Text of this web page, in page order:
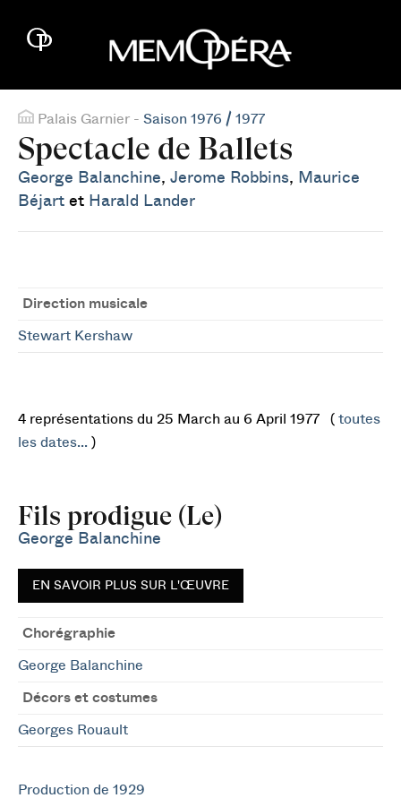
Palais Garnier - Saison 1976 / 1977
Spectacle de Ballets
George Balanchine, Jerome Robbins, Maurice
Béjart et Harald Lander
Direction musicale
Stewart Kershaw
4 représentations du 25 March au 6 April 1977 ( toutes
les dates... )
Fils prodigue (Le)
George Balanchine
EN SAVOIR PLUS SUR L'ŒUVRE
Chorégraphie
George Balanchine
Décors et costumes
Georges Rouault
Production de 1929